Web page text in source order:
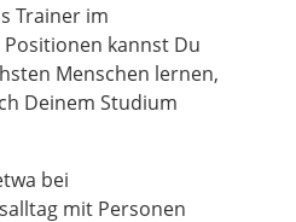
Trainer im
kannst Du
Menschen lernen,
Deinem Studium
bei
mit Personen